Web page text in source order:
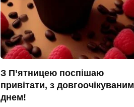
З П’ятницею поспішаю
привітати, з довгоочікуваним
днем!